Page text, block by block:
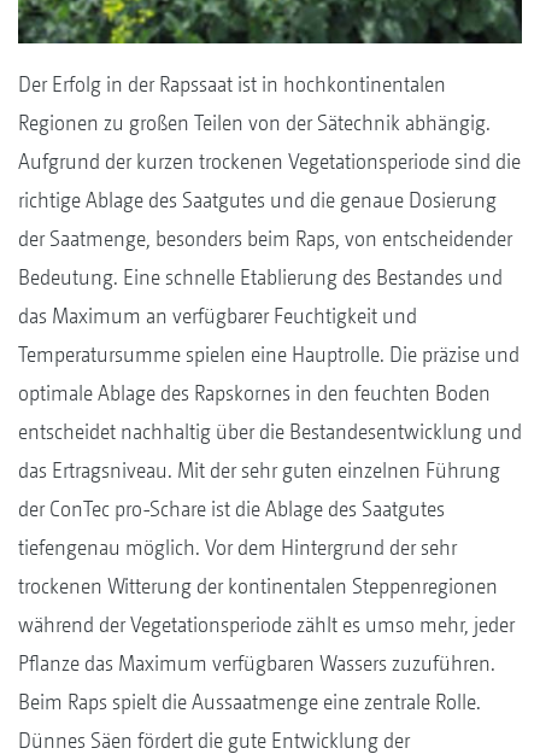
Der Erfolg in der Rapssaat ist in hochkontinentalen
Regionen zu großen Teilen von der Sätechnik abhängig.
Aufgrund der kurzen trockenen Vegetationsperiode sind die
richtige Ablage des Saatgutes und die genaue Dosierung
der Saatmenge, besonders beim Raps, von entscheidender
Bedeutung. Eine schnelle Etablierung des Bestandes und
das Maximum an verfügbarer Feuchtigkeit und
Temperatursumme spielen eine Hauptrolle. Die präzise und
optimale Ablage des Rapskornes in den feuchten Boden
entscheidet nachhaltig über die Bestandesentwicklung und
das Ertragsniveau. Mit der sehr guten einzelnen Führung
der ConTec pro-Schare ist die Ablage des Saatgutes
tiefengenau möglich. Vor dem Hintergrund der sehr
trockenen Witterung der kontinentalen Steppenregionen
während der Vegetationsperiode zählt es umso mehr, jeder
Pflanze das Maximum verfügbaren Wassers zuzuführen.
Beim Raps spielt die Aussaatmenge eine zentrale Rolle.
Dünnes Säen fördert die gute Entwicklung der